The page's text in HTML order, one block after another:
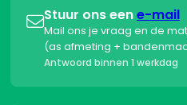
Stuur ons eene-mail
Mail ons je vraag en de
(as afmeting +
Antwoord binnen 1 werkdag